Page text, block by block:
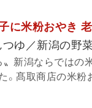
に米粉おやき
ゆ／新潟の野
〟新潟ならではの
。髙取商店の米粉